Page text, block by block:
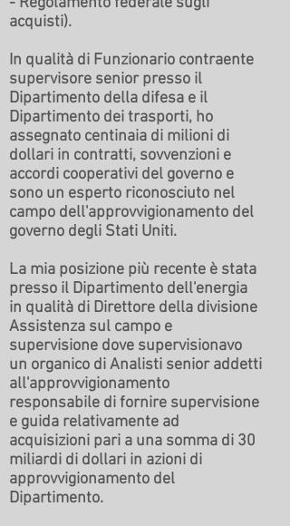
acquisti).
In qualità di Funzionario contraente
supervisore senior presso il
Dipartimento della difesa e il
Dipartimento dei trasporti, ho
assegnato centinaia di milioni di
dollari in contratti, sovvenzioni e
accordi cooperativi del governo e
sono un esperto riconosciuto nel
campo dell'approvvigionamento del
governo degli Stati Uniti.
La mia posizione più recente è stata
presso il Dipartimento dell'energia
in qualità di Direttore della divisione
Assistenza sul campo e
supervisione dove supervisionavo
un organico di Analisti senior addetti
all'approvvigionamento
responsabile di fornire supervisione
e guida relativamente ad
acquisizioni pari a una somma di 30
miliardi di dollari in azioni di
approvvigionamento del
Dipartimento.